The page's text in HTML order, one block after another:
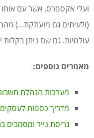
ועלי אקספרס, אשר עם
(ולעיתים גם מועתקת…)
עולמיות. גם שם ניתן בקלות
מאמרים נוספים:
מערכות הנהלת
מדריך כספות לעסקים
גריסת נייר ומסמכים